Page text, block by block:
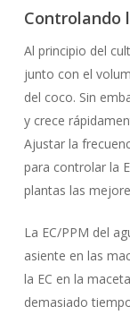
Controlando
Al principio del
junto con el
del coco. Sin
y crece
Ajustar la
para controlar la
plantas las
La EC/PPM del
asiente en las
la EC en la
demasiado